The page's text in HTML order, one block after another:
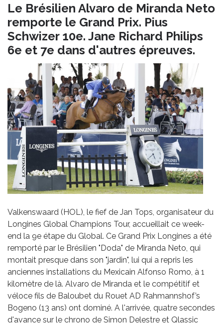
Le Brésilien Alvaro de Miranda Neto
remporte le Grand Prix. Pius
Schwizer 10e. Jane Richard Philips
6e et 7e dans d'autres épreuves.
Valkenswaard (HOL), le fief de Jan Tops, organisateur du
Longines Global Champions Tour, accueillait ce week-
end la 9e étape du Global. Ce Grand Prix Longines a été
remporté par le Brésilien "Doda" de Miranda Neto, qui
montait presque dans son "jardin", lui qui a repris les
anciennes installations du Mexicain Alfonso Romo, à 1
kilomètre de là. Alvaro de Miranda et le compétitif et
véloce fils de Baloubet du Rouet AD Rahmannshof’s
Bogeno (13 ans) ont dominé. A l'arrivée, quatre secondes
d'avance sur le chrono de Simon Delestre et Qlassic